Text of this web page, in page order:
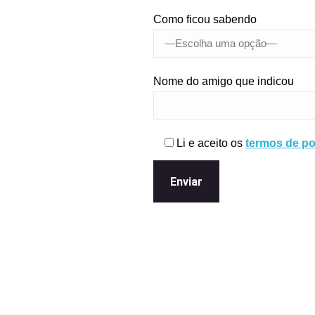
Como ficou sabendo
Nome do amigo que indicou
Li e aceito os termos de